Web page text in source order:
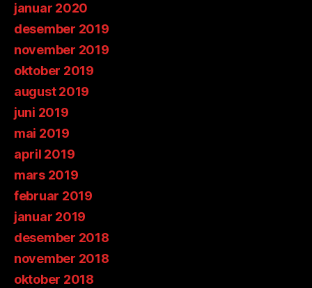
januar 2020
desember 2019
november 2019
oktober 2019
august 2019
juni 2019
mai 2019
april 2019
mars 2019
februar 2019
januar 2019
desember 2018
november 2018
oktober 2018